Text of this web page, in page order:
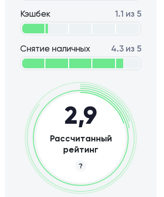
Кэшбек 1.1 из 5
Снятие наличных 4.3 из 5
2,9
Рассчитанный
рейтинг